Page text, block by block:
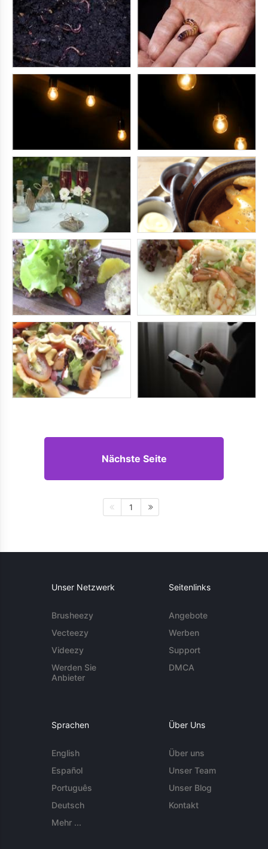
Nächste Seite
1
Unser Netzwerk
Brusheezy
Vecteezy
Videezy
Werden Sie
Anbieter
Seitenlinks
Angebote
Werben
Support
DMCA
Sprachen
English
Español
Português
Deutsch
Mehr ...
Über Uns
Über uns
Unser Team
Unser Blog
Kontakt